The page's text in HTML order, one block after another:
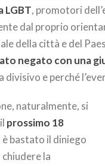
LGBT, promotori
dal proprio
della città e del
negato con una
divisivo e perché
naturalmente, si
prossimo 18
è bastato il diniego
la